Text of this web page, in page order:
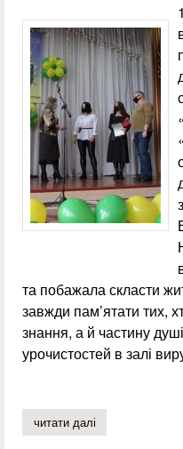
та побажала скласти
завжди пам’ятати тих,
знання, а й частину
урочистостей в залі
читати далі